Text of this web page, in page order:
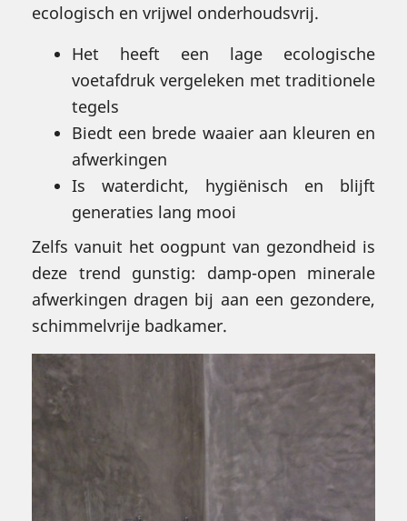
ecologisch en vrijwel onderhoudsvrij.
Het heeft een lage ecologische
voetafdruk vergeleken met traditionele
tegels
Biedt een brede waaier aan kleuren en
afwerkingen
Is waterdicht, hygiënisch en blijft
generaties lang mooi
Zelfs vanuit het oogpunt van gezondheid is
deze trend gunstig: damp-open minerale
afwerkingen dragen bij aan een gezondere,
schimmelvrije badkamer.